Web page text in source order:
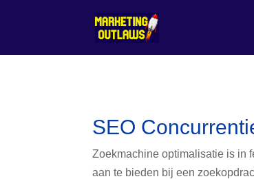
SEO
Zoekmachine optimalisatie is in
aan te bieden bij een